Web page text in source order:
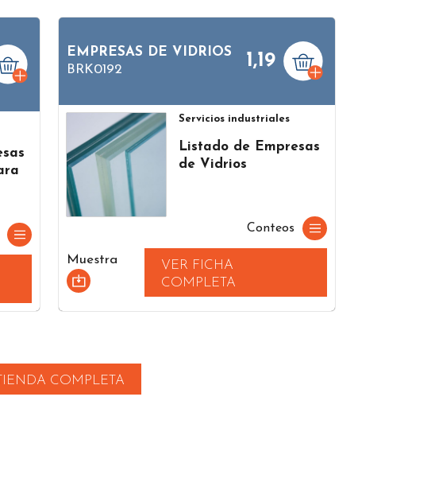
EMPRESAS DE VIDRIOS
BRK0192
1,19
Servicios industriales
Listado de Empresas
de Vidrios
Conteos
Muestra
VER FICHA
COMPLETA
COMPLETA